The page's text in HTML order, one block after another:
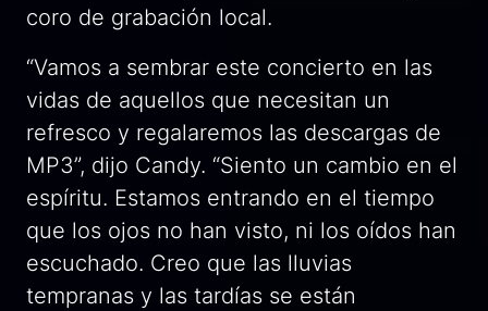
coro de grabación local.
“Vamos a sembrar este concierto en las
vidas de aquellos que necesitan un
refresco y regalaremos las descargas de
MP3”, dijo Candy. “Siento un cambio en el
espíritu. Estamos entrando en el tiempo
que los ojos no han visto, ni los oídos han
escuchado. Creo que las lluvias
tempranas y las tardías se están